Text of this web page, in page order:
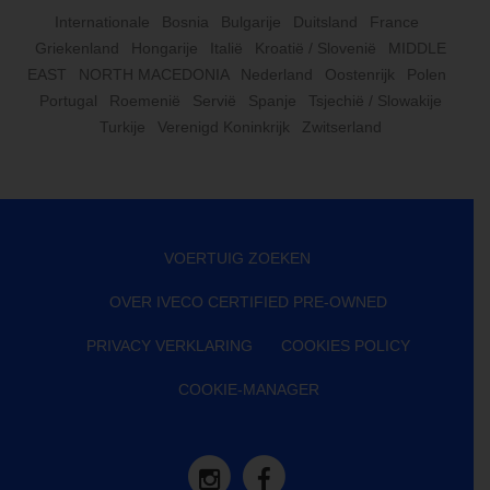
Internationale Bosnia Bulgarije Duitsland
France
Griekenland
Hongarije Italië Kroatië / Slovenië
MIDDLE
EAST
NORTH MACEDONIA Nederland Oostenrijk
Polen
Portugal
Roemenië Servië Spanje
Tsjechië / Slowakije
Turkije
Verenigd Koninkrijk Zwitserland
VOERTUIG ZOEKEN
OVER IVECO CERTIFIED PRE-OWNED
PRIVACY VERKLARING COOKIES POLICY
COOKIE-MANAGER